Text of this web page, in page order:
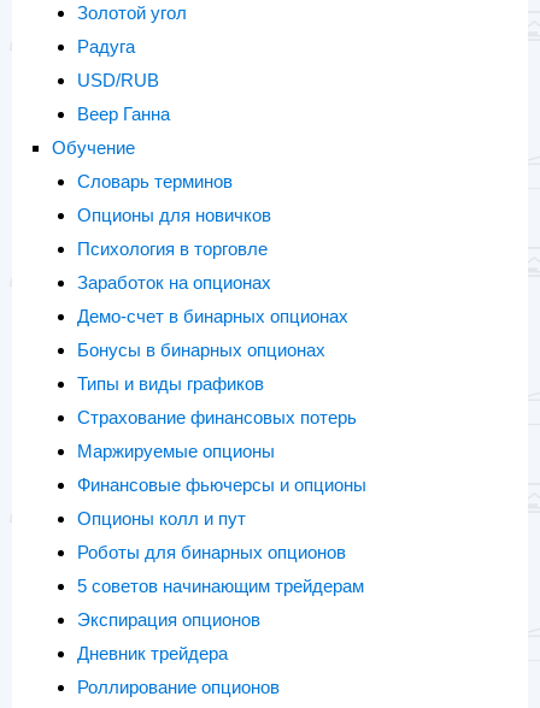
Золотой угол
Радуга
USD/RUB
Веер Ганна
Обучение
Словарь терминов
Oпционы для новичков
Психология в торговле
Заработок на опционах
Демо-счет в бинарных опционах
Бонусы в бинарных опционах
Типы и виды графиков
Страхование финансовых потерь
Маржируемые опционы
Финансовые фьючерсы и опционы
Опционы колл и пут
Роботы для бинарных опционов
5 советов начинающим трейдерам
Экспирация опционов
Дневник трейдера
Роллирование опционов